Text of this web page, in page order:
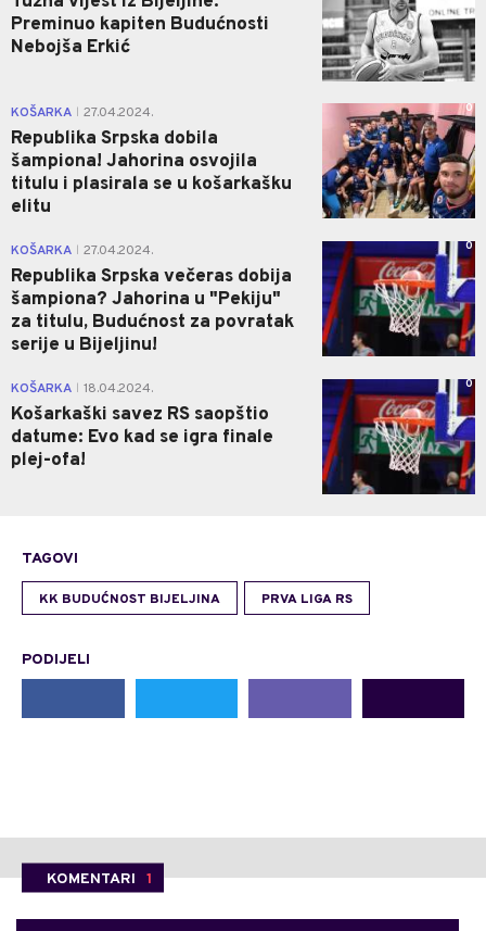
Preminuo kapiten Budućnosti
Nebojša Erkić
KOŠARKA 27.04.2024.
Republika Srpska dobila
šampiona! Jahorina osvojila
titulu i plasirala se u košarkašku
elitu
0
KOŠARKA 27.04.2024.
Republika Srpska večeras dobija
šampiona? Jahorina u "Pekiju"
za titulu, Budućnost za povratak
serije u Bijeljinu!
0
KOŠARKA 18.04.2024.
Košarkaški savez RS saopštio
datume: Evo kad se igra finale
plej-ofa!
0
TAGOVI
KK BUDUĆNOST BIJELJINA PRVA LIGA RS
PODIJELI
KOMENTARI 1